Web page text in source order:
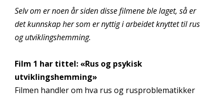
Selv om er noen år siden disse filmene ble laget, så er
det kunnskap her som er nyttig i arbeidet knyttet til rus
og utviklingshemming.
Film 1 har tittel: «Rus og psykisk
utviklingshemming»
Filmen handler om hva rus og rusproblematikker